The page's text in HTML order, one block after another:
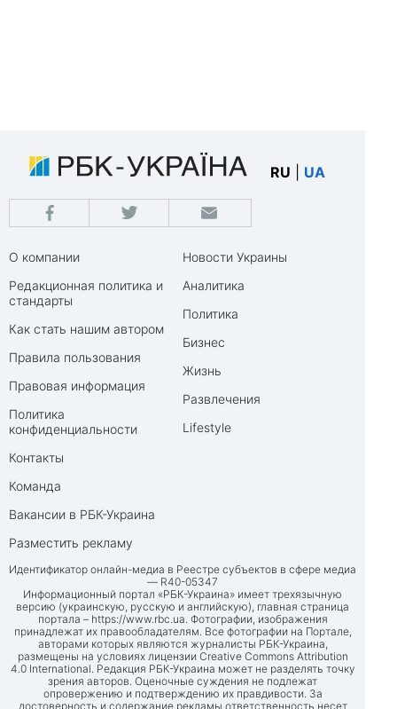
RU UA
О компании
Редакционная политика и
стандарты
Как стать нашим автором
Правила пользования
Правовая информация
Политика
конфиденциальности
Контакты
Команда
Вакансии в РБК-Украина
Разместить рекламу
Новости Украины
Аналитика
Политика
Бизнес
Жизнь
Развлечения
Lifestyle
Идентификатор онлайн-медиа в Реестре субъектов в сфере медиа
— R40-05347
Информационный портал «РБК-Украина» имеет трехязычную
версию (украинскую, русскую и английскую), главная страница
портала – https://www.rbc.ua. Фотографии, изображения
принадлежат их правообладателям. Все фотографии на Портале,
авторами которых являются журналисты РБК-Украина,
размещены на условиях лицензии Creative Commons Attribution
4.0 International. Редакция РБК-Украина может не разделять точку
зрения авторов. Оценочные суждения не подлежат
опровержению и подтверждению их правдивости. За
достоверность и содержание рекламы ответственность несет